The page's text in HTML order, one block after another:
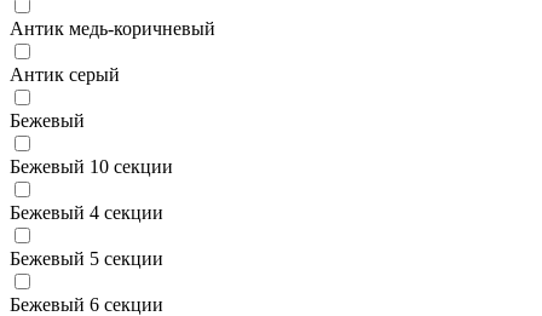
Антик медь-коричневый
Антик серый
Бежевый
Бежевый 10 секции
Бежевый 4 секции
Бежевый 5 секции
Бежевый 6 секции